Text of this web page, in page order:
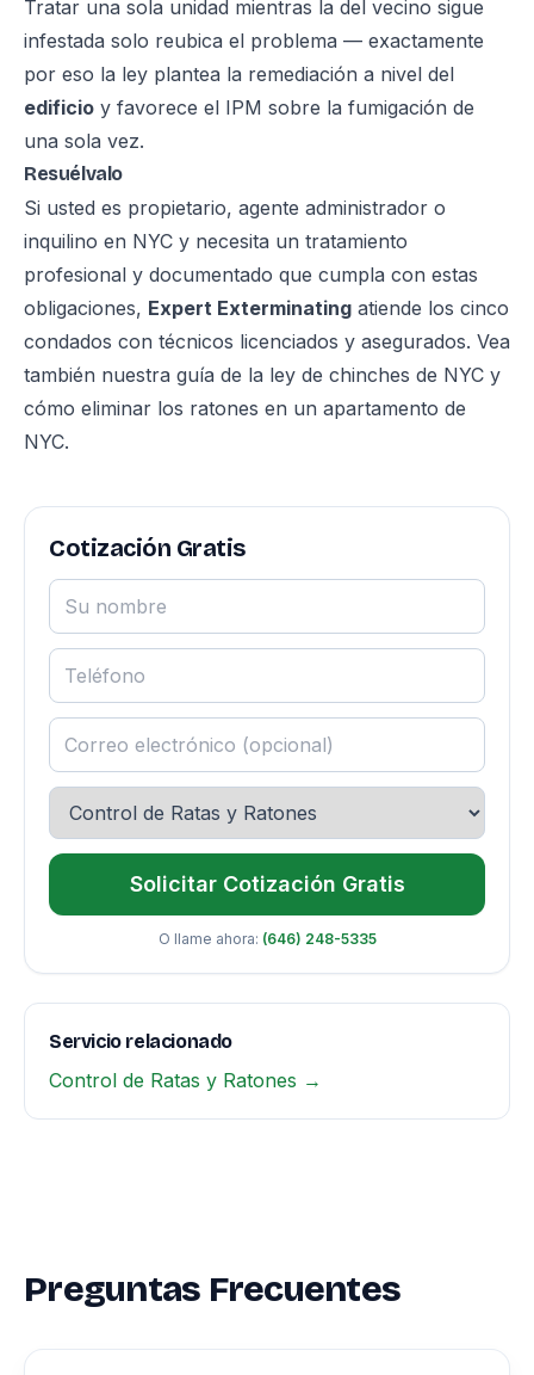
Tratar una sola unidad mientras la del vecino sigue
infestada solo reubica el problema — exactamente
por eso la ley plantea la remediación a nivel del
edificio y favorece el IPM sobre la fumigación de
una sola vez.
Resuélvalo
Si usted es propietario, agente administrador o
inquilino en NYC y necesita un tratamiento
profesional y documentado que cumpla con estas
obligaciones, Expert Exterminating atiende los cinco
condados con técnicos licenciados y asegurados. Vea
también nuestra guía de la ley de chinches de NYC y
cómo eliminar los ratones en un apartamento de
NYC.
Cotización Gratis
Solicitar Cotización Gratis
O llame ahora: (646) 248-5335
Servicio relacionado
Control de Ratas y Ratones →
Preguntas Frecuentes